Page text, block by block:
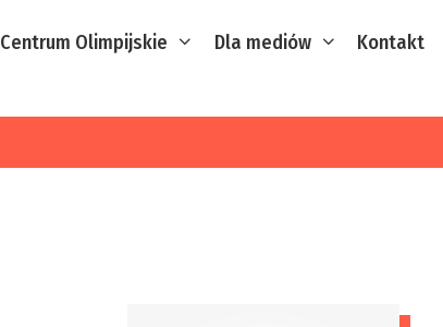
Centrum Olimpijskie Dla mediów Kontakt